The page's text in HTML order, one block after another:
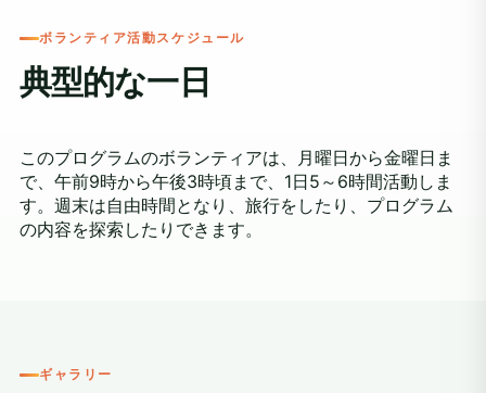
ボランティア活動スケジュール
典型的な一日
このプログラムのボランティアは、月曜日から金曜日ま
で、午前9時から午後3時頃まで、1日5～6時間活動しま
す。週末は自由時間となり、旅行をしたり、プログラム
の内容を探索したりできます。
ギャラリー